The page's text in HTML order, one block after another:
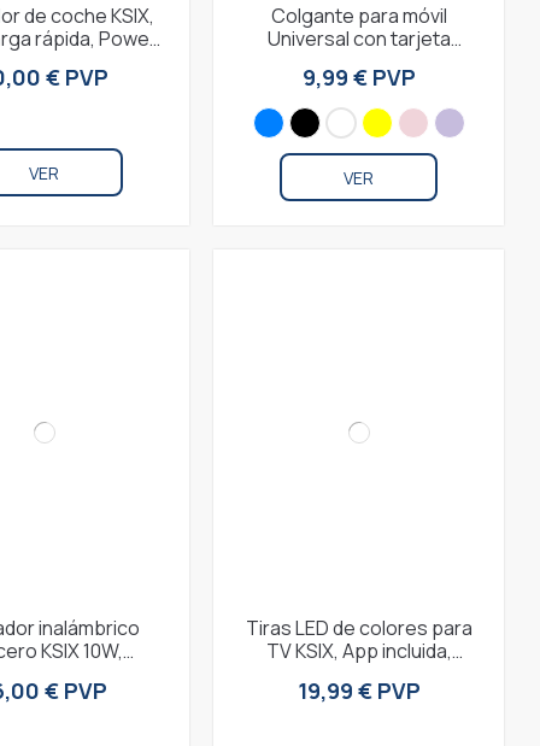
de coche KSIX,
rápida, Power
USB-C...
€ PVP
VER
Colgante para móvil
Universal con tarjeta
Azul
9,99 € PVP
VER
inalámbrico
KSIX 10W,
Blanco
€ PVP
Tiras LED de colores para
TV KSIX, App incluida,
RGB, 4...
19,99 € PVP